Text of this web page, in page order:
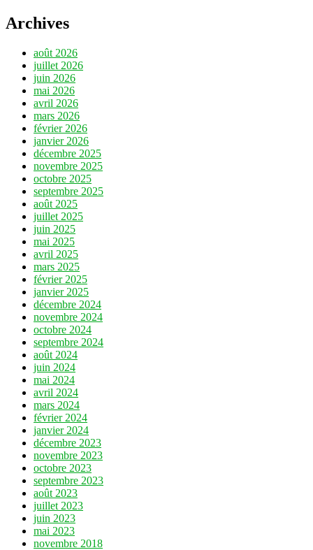
Archives
août 2026
juillet 2026
juin 2026
mai 2026
avril 2026
mars 2026
février 2026
janvier 2026
décembre 2025
novembre 2025
octobre 2025
septembre 2025
août 2025
juillet 2025
juin 2025
mai 2025
avril 2025
mars 2025
février 2025
janvier 2025
décembre 2024
novembre 2024
octobre 2024
septembre 2024
août 2024
juin 2024
mai 2024
avril 2024
mars 2024
février 2024
janvier 2024
décembre 2023
novembre 2023
octobre 2023
septembre 2023
août 2023
juillet 2023
juin 2023
mai 2023
novembre 2018